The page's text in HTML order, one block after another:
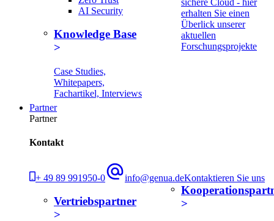
AI Security
Knowledge Base
Case Studies,
Whitepapers,
Fachartikel, Interviews
erhalten Sie einen
Überlick unserer
aktuellen
Forschungsprojekte
Partner
Partner
Kontakt
+ 49 89 991950-0 info@genua.deKontaktieren Sie uns
Vertriebspartner